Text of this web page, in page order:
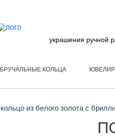
украшения ручной
КОЛЬЦА
из белого золота с